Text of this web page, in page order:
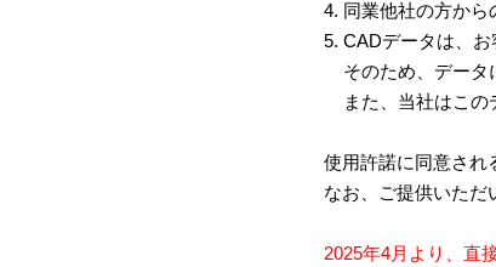
4. 同業他社の方から
5. CADデータは、お
そのため、データ
また、当社はこの
使用許諾に同意され
なお、ご提供いただ
2025年4月より、直